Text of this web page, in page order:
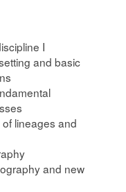
I
and basic
lineages and
and new